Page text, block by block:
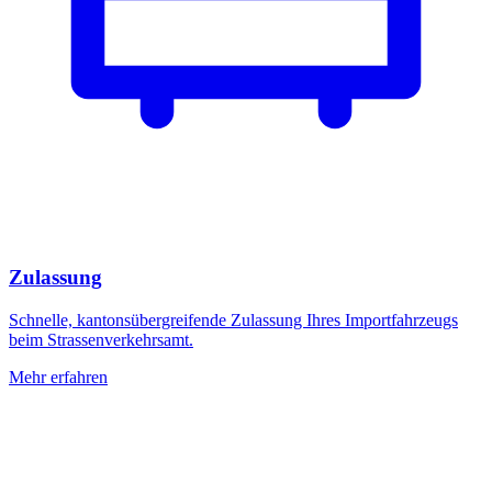
Zulassung
Schnelle, kantonsübergreifende Zulassung Ihres Importfahrzeugs
beim Strassenverkehrsamt.
Mehr erfahren